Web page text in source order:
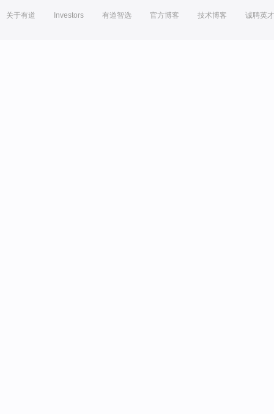
关于有道 Investors 有道智选 官方博客 技术博客 诚聘英才